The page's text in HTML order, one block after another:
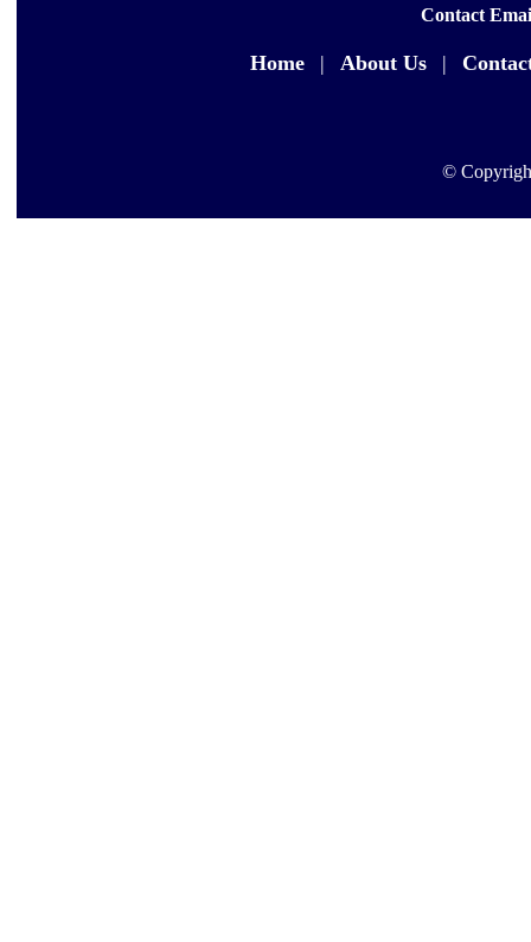
Contact
Home | About Us |
©